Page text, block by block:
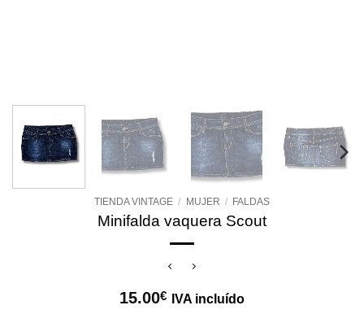
TIENDA VINTAGE / MUJER / FALDAS
Minifalda vaquera Scout
15.00€ IVA incluído